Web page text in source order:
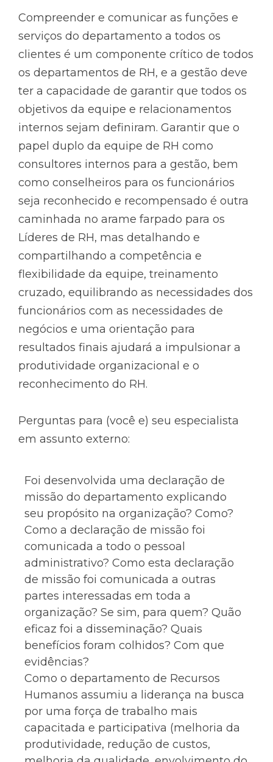
Compreender e comunicar as funções e
serviços do departamento a todos os
clientes é um componente crítico de todos
os departamentos de RH, e a gestão deve
ter a capacidade de garantir que todos os
objetivos da equipe e relacionamentos
internos sejam definiram. Garantir que o
papel duplo da equipe de RH como
consultores internos para a gestão, bem
como conselheiros para os funcionários
seja reconhecido e recompensado é outra
caminhada no arame farpado para os
Líderes de RH, mas detalhando e
compartilhando a competência e
flexibilidade da equipe, treinamento
cruzado, equilibrando as necessidades dos
funcionários com as necessidades de
negócios e uma orientação para
resultados finais ajudará a impulsionar a
produtividade organizacional e o
reconhecimento do RH.
Perguntas para (você e) seu especialista
em assunto externo:
Foi desenvolvida uma declaração de
missão do departamento explicando
seu propósito na organização? Como?
Como a declaração de missão foi
comunicada a todo o pessoal
administrativo? Como esta declaração
de missão foi comunicada a outras
partes interessadas em toda a
organização? Se sim, para quem? Quão
eficaz foi a disseminação? Quais
benefícios foram colhidos? Com que
evidências?
Como o departamento de Recursos
Humanos assumiu a liderança na busca
por uma força de trabalho mais
capacitada e participativa (melhoria da
produtividade, redução de custos,